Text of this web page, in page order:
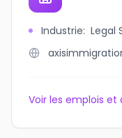
Industrie: Legal
Voir les emplois et